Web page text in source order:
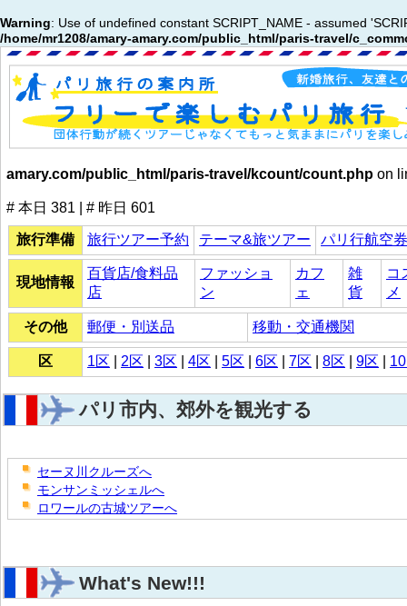
Warning: Use of undefined constant SCRIPT_NAME - assumed
/home/mr1208/amary-amary.com/public_html/paris-travel/
amary.com/public_html/paris-travel/kcount/count.php on
# 本日 381 | # 昨日 601
旅行準備 旅行ツアー予約 テーマ&旅ツアー パリ行航空券
現地情報
百貨店/食料品
店
ファッショ
ン
カフ
ェ
雑
貨
コ
メ
その他 郵便・別送品 移動・交通機関
区 1区 2区 3区 4区 5区 6区 7区 8区 9区
パリ市内、郊外を観光する
セーヌ川クルーズへ
モンサンミッシェルへ
ロワールの古城ツアーへ
What's New!!!